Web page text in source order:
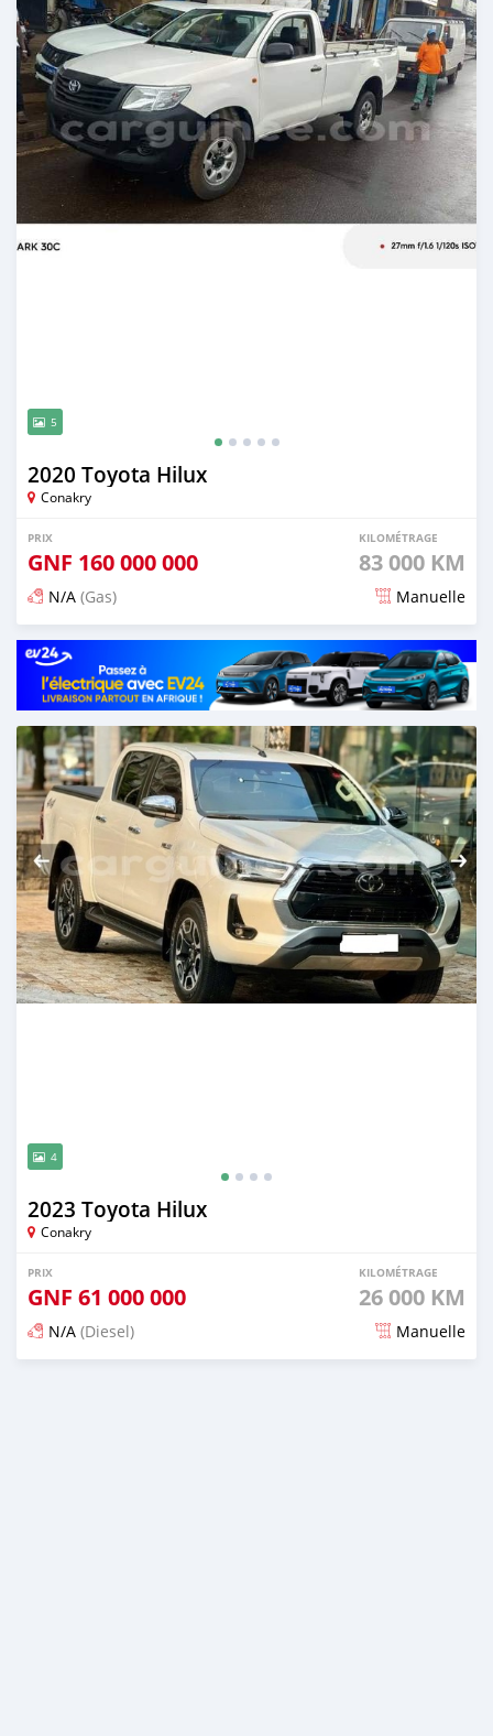
5
2020 Toyota Hilux
Conakry
PRIX
GNF 160 000 000
KILOMÉTRAGE
83 000 KM
N/A (Gas) Manuelle
Publié il y a 5 mois
4
2023 Toyota Hilux
Conakry
PRIX
GNF 61 000 000
KILOMÉTRAGE
26 000 KM
N/A (Diesel) Manuelle